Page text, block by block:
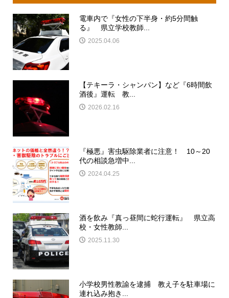
電車内で『女性の下半身・約5分間触
る』 県立学校教師...
2025.04.06
【テキーラ・シャンパン】など『6時間飲
酒後』運転 教...
2026.02.16
『極悪』害虫駆除業者に注意！ 10～20
代の相談急増中...
2024.04.25
酒を飲み『真っ昼間に蛇行運転』 県立高
校・女性教師...
2025.11.30
小学校男性教諭を逮捕 教え子を駐車場に
連れ込み抱き...